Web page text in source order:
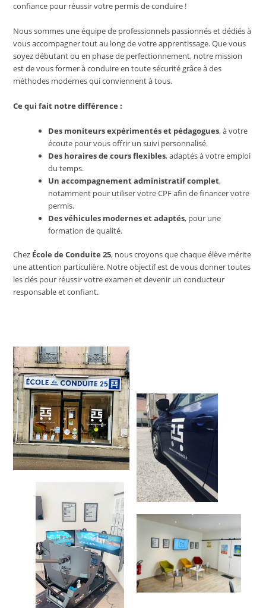
confiance pour réussir votre permis de conduire !
Nous sommes une équipe de professionnels passionnés et dédiés à
vous accompagner tout au long de votre apprentissage. Que vous
soyez débutant ou en phase de perfectionnement, notre mission
est de vous former à conduire en toute sécurité grâce à des
méthodes modernes qui conviennent à tous.
Ce qui fait notre différence :
Des moniteurs expérimentés et pédagogues, à votre
écoute pour vous offrir un suivi personnalisé.
Des horaires de cours flexibles, adaptés à votre emploi
du temps.
Un accompagnement administratif complet,
notamment pour utiliser votre CPF afin de financer votre
permis.
Des véhicules modernes et adaptés, pour une
formation de qualité.
Chez École de Conduite 25, nous croyons que chaque élève mérite
une attention particulière. Notre objectif est de vous donner toutes
les clés pour réussir votre examen et devenir un conducteur
responsable et confiant.